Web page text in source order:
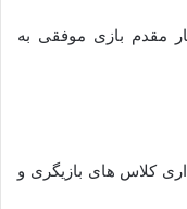
نگار مقدم بازی موفقی به
کلاس های بازیگری و